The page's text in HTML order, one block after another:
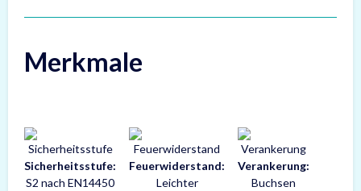
Merkmale
Sicherheitsstufe:
S2 nach EN14450
Feuerwiderstand:
Leichter
Verankerung:
Buchsen